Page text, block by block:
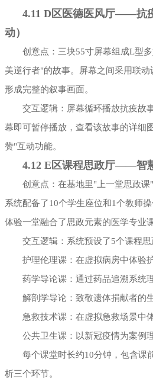
4.11 D区医德医风厅——抗
动）
创意点：三块55寸屏幕组成L型
美逆行者"的故事。屏幕之间采用联动
形成完整的叙事画面。
交互逻辑：屏幕循环播放抗疫故
幕即可暂停播放，查看该故事的详细
赞"互动功能。
4.12 E区课程思政厅——智
创意点：在基地里"上一堂思政
系统配备了10个学生座位和1个教师
体验一堂融合了思政元素的医学专业课
交互逻辑：系统预设了5个课程思
护理伦理课：在虚拟病房中体验
药学导论课：通过药品追溯系统
解剖学导论：致敬遗体捐献者的
急救技术课：在虚拟急救场景中
公共卫生课：以新冠疫情为案例
每个课堂时长约10分钟，包含课
析三个环节。